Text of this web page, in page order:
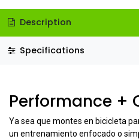
Description
Specifications
Performance +
Ya sea que montes en bicicleta
un entrenamiento enfocado o